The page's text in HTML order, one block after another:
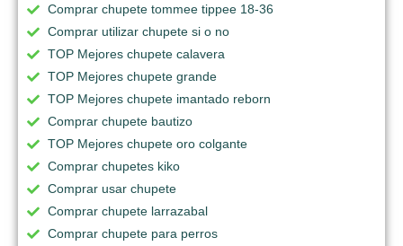
Comprar chupete tommee tippee 18-36
Comprar utilizar chupete si o no
TOP Mejores chupete calavera
TOP Mejores chupete grande
TOP Mejores chupete imantado reborn
Comprar chupete bautizo
TOP Mejores chupete oro colgante
Comprar chupetes kiko
Comprar usar chupete
Comprar chupete larrazabal
Comprar chupete para perros